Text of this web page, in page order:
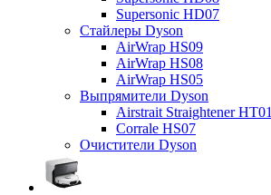
Supersonic HD07
Стайлеры Dyson
AirWrap HS09
AirWrap HS08
AirWrap HS05
Выпрямители Dyson
Airstrait Straightener HT01
Corrale HS07
Очистители Dyson